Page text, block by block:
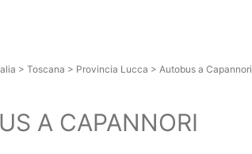
> Toscana > Provincia Lucca > Autobus a Capannori
A CAPANNORI